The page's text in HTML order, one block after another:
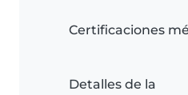
Certificaciones
Detalles de la